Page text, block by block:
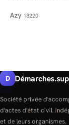
Azy 18220
D
Société privée
d'actes d'état civil.
et de leurs organismes.